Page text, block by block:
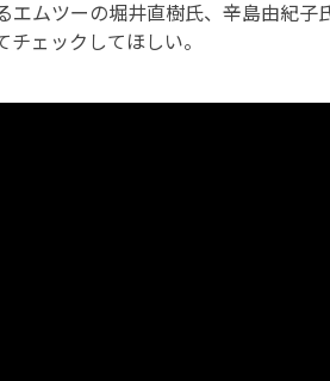
ムツーの堀井直樹氏、辛島由紀子
ェックしてほしい。